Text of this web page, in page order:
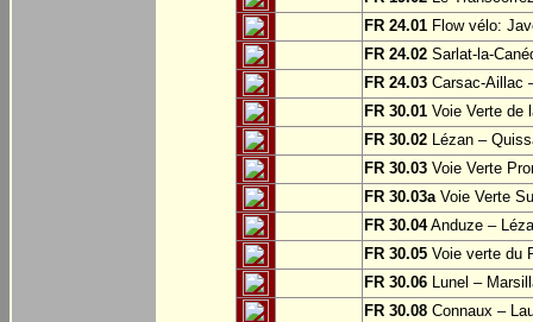
FR 24.01 Flow vélo:
FR 24.02 Sarlat-la-
FR 24.03 Carsac-Aillac
FR 30.01 Voie Verte de
FR 30.02 Lézan –
FR 30.03 Voie Verte
FR 30.03aVoie Verte
FR 30.04Anduze –
FR 30.05 Voie verte du
FR 30.06 Lunel –
FR 30.08 Connaux –